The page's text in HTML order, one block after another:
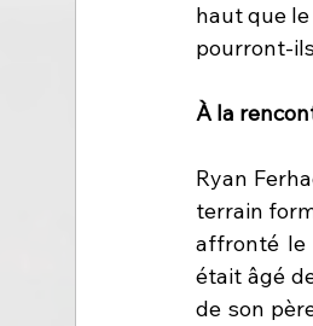
haut que
pourront-
À la
Ryan
terrain
affronté le
était âgé
de son